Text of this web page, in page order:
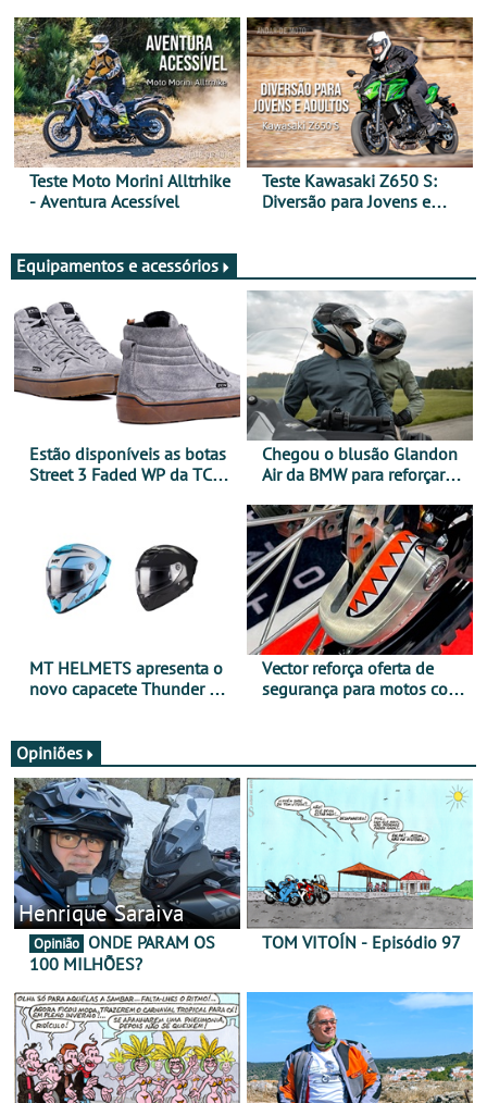
Teste Moto Morini Alltrhike
- Aventura Acessível
Teste Kawasaki Z650 S:
Diversão para Jovens e
Equipamentos e acessórios
Estão disponíveis as botas
Street 3 Faded WP da TCX
Chegou o blusão Glandon
Air da BMW para reforçar
verão
MT HELMETS apresenta o
novo capacete Thunder 4 R
Vector reforça oferta de
segurança para motos com
Opiniões
Henrique Saraiva
Opinião
100 MILHÕES?
TOM VITOÍN - Episódio 97